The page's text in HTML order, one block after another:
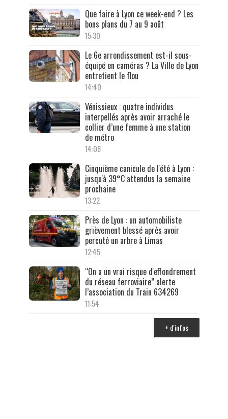
Que faire à Lyon ce week-end ? Les
bons plans du 7 au 9 août
15:30
Le 6e arrondissement est-il sous-
équipé en caméras ? La Ville de Lyon
entretient le flou
14:40
Vénissieux : quatre individus
interpellés après avoir arraché le
collier d’une femme à une station
de métro
14:06
Cinquième canicule de l'été à Lyon :
jusqu'à 39°C attendus la semaine
prochaine
13:22
Près de Lyon : un automobiliste
grièvement blessé après avoir
percuté un arbre à Limas
12:45
“On a un vrai risque d'effondrement
du réseau ferroviaire” alerte
l’association du Train 634269
11:54
+ d'infos